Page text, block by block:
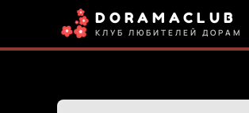
DORAMACLUB
КЛУБ ЛЮБИТЕЛЕЙ ДОРАМ